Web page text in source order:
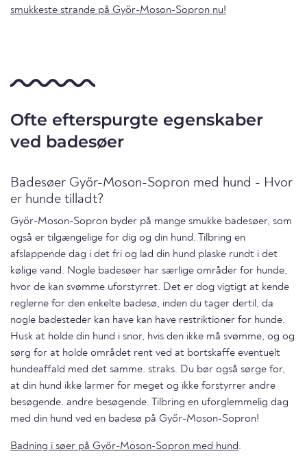
smukkeste strande på Győr-Moson-Sopron nu!
Ofte efterspurgte egenskaber
ved badesøer
Badesøer Győr-Moson-Sopron med hund - Hvor
er hunde tilladt?
Győr-Moson-Sopron byder på mange smukke badesøer, som
også er tilgængelige for dig og din hund. Tilbring en
afslappende dag i det fri og lad din hund plaske rundt i det
kølige vand. Nogle badesøer har særlige områder for hunde,
hvor de kan svømme uforstyrret. Det er dog vigtigt at kende
reglerne for den enkelte badesø, inden du tager dertil, da
nogle badesteder kan have kan have restriktioner for hunde.
Husk at holde din hund i snor, hvis den ikke må svømme, og og
sørg for at holde området rent ved at bortskaffe eventuelt
hundeaffald med det samme. straks. Du bør også sørge for,
at din hund ikke larmer for meget og ikke forstyrrer andre
besøgende. andre besøgende. Tilbring en uforglemmelig dag
med din hund ved en badesø på Győr-Moson-Sopron!
Badning i søer på Győr-Moson-Sopron med hund.